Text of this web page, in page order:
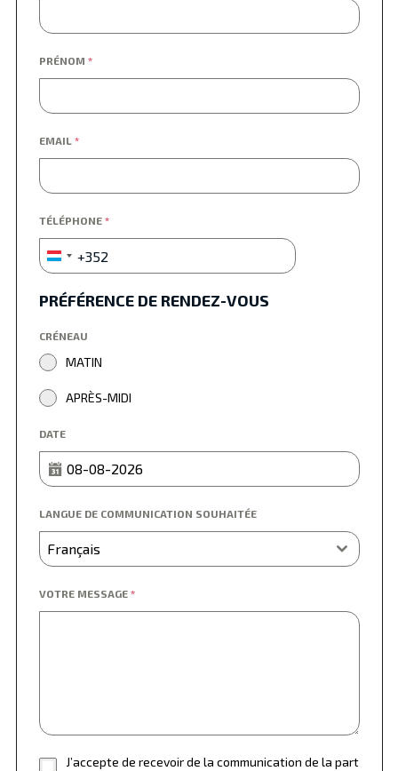
PRÉNOM *
EMAIL *
TÉLÉPHONE *
Luxembourg
+352
+352
PRÉFÉRENCE DE RENDEZ-VOUS
CRÉNEAU
MATIN
APRÈS-MIDI
DATE
LANGUE DE COMMUNICATION SOUHAITÉE
Français
VOTRE MESSAGE *
J’accepte de recevoir de la communication de la part